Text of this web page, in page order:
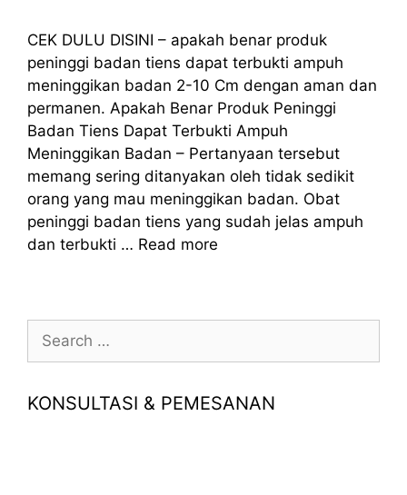
CEK DULU DISINI – apakah benar produk
peninggi badan tiens dapat terbukti ampuh
meninggikan badan 2-10 Cm dengan aman dan
permanen. Apakah Benar Produk Peninggi
Badan Tiens Dapat Terbukti Ampuh
Meninggikan Badan – Pertanyaan tersebut
memang sering ditanyakan oleh tidak sedikit
orang yang mau meninggikan badan. Obat
peninggi badan tiens yang sudah jelas ampuh
dan terbukti … Read more
Search
for:
KONSULTASI & PEMESANAN